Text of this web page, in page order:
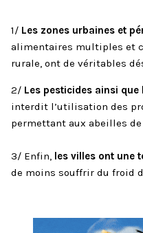
1/ Les zones urbaines et
alimentaires multiples et
rurale, ont de véritables
2/ Les pesticides ainsi
interdit l’utilisation des
permettant aux abeilles
3/ Enfin, les villes ont une
de moins souffrir du froid